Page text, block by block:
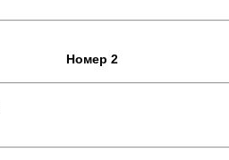
Номер 2